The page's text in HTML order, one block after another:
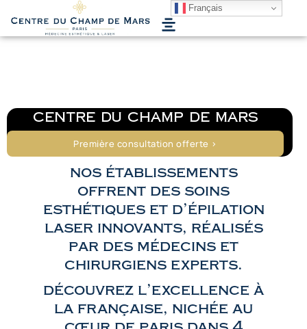
MENU
4,9/5 sur 502 avis
centre du Champ de Mars
Première consultation offerte >
nos établissements
offrent des soins
esthétiques et d’épilation
laser innovants, réalisés
par des médecins et
chirurgiens experts.
découvrez l’excellence à
la française, nichée au
Français